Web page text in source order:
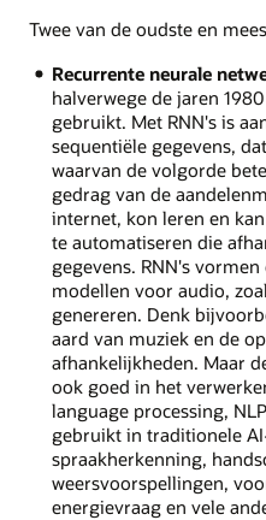
Twee van de oudste en
Recurrente neurale
halverwege de jaren
gebruikt. Met RNN's is
sequentiële gegevens,
waarvan de volgorde
gedrag van de
internet, kon leren en
te automatiseren die
gegevens. RNN's
modellen voor audio,
genereren. Denk
aard van muziek en de
afhankelijkheden. Maar
ook goed in het
language processing,
gebruikt in traditionele
spraakherkenning,
weersvoorspellingen,
energievraag en vele